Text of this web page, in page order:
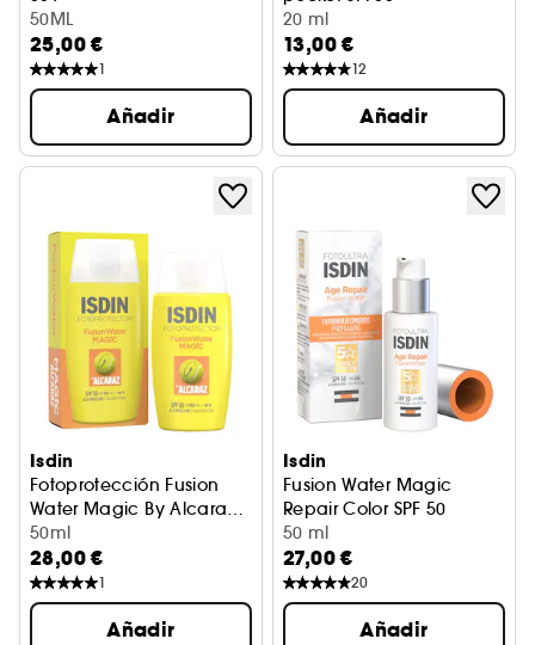
Protección Solar
50ML
25,00 €
1
Añadir
20 ml
13,00 €
12
Añadir
Isdin
Fotoprotección Fusion
Water Magic By Alcaraz
SPF50
50ml
28,00 €
1
Añadir
Isdin
Fusion Water Magic
Repair Color SPF 50
Fotoprotección Solar
50 ml
27,00 €
20
Añadir